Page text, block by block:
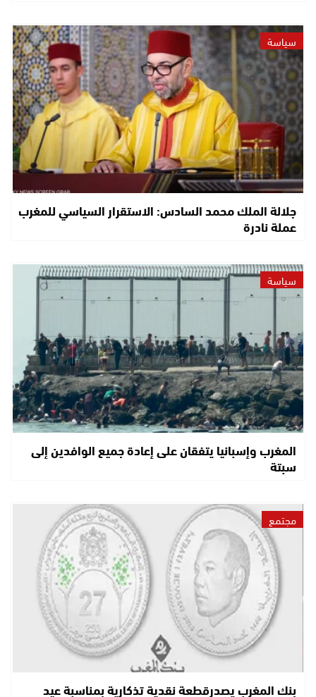
سياسة
جلالة الملك محمد السادس: الاستقرار السياسي للمغرب
عملة نادرة
سياسة
المغرب وإسبانيا يتفقان على إعادة جميع الوافدين إلى
سبتة
مجتمع
بنك المغرب يصدرقطعة نقدية تذكارية بمناسبة عيد